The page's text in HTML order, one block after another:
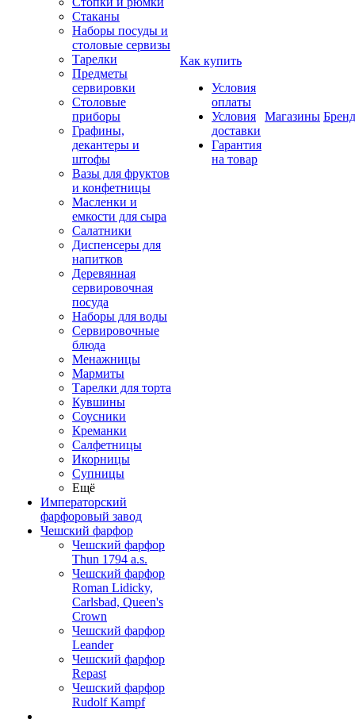
Стаканы
Наборы посуды и
столовые сервизы
Тарелки
Предметы
сервировки
Столовые
приборы
Графины,
декантеры и
штофы
Вазы для фруктов
и конфетницы
Масленки и
емкости для сыра
Салатники
Диспенсеры для
напитков
Деревянная
сервировочная
посуда
Наборы для воды
Сервировочные
блюда
Менажницы
Мармиты
Тарелки для торта
Кувшины
Соусники
Креманки
Салфетницы
Икорницы
Супницы
Ещё
Императорский
фарфоровый завод
Чешский фарфор
Чешский фарфор
Thun 1794 a.s.
Чешский фарфор
Roman Lidicky,
Carlsbad, Queen's
Crown
Чешский фарфор
Leander
Чешский фарфор
Repast
Чешский фарфор
Rudolf Kampf
Как купить
Условия
оплаты
Условия
доставки
Гарантия
на товар
Магазины